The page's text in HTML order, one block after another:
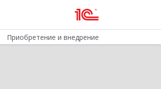
Приобретение и внедрение